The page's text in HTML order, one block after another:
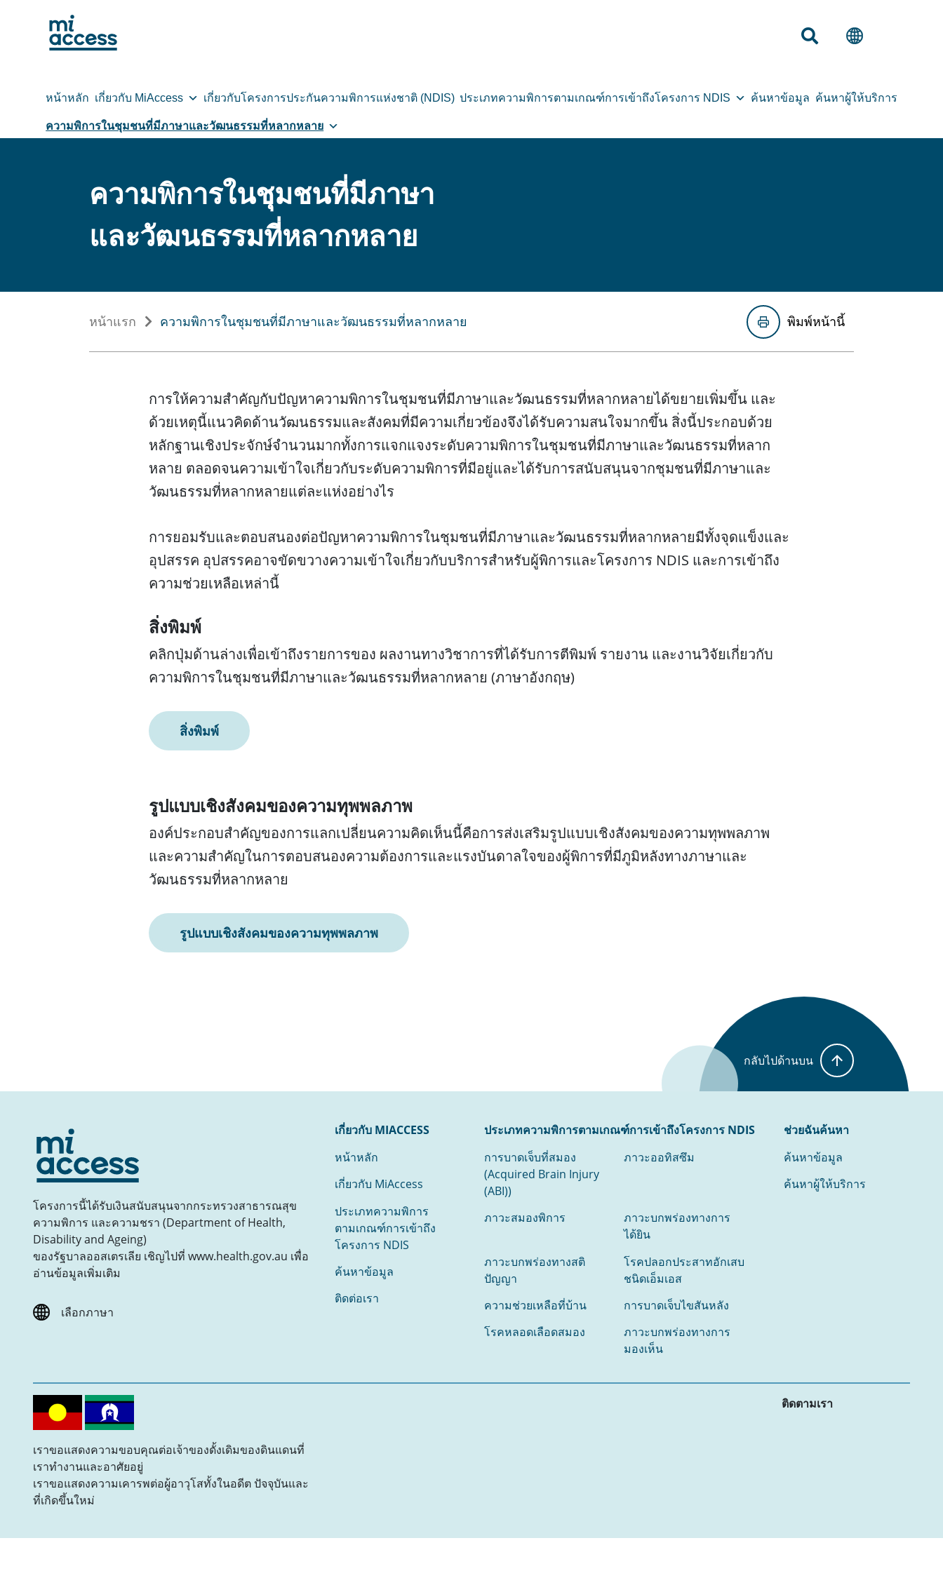
หน้าหลัก เกี่ยวกับ MiAccess เกี่ยวกับโครงการประกันความพิการแห่งชาติ (NDIS) ประเภทความพิการตามเกณฑ์การเข้าถึงโครงการ NDIS ค้นหาข้อมูล ค้นหาผู้ให้บริการ
ความพิการในชุมชนที่มีภาษาและวัฒนธรรมที่หลากหลาย
ความพิการในชุมชนที่มีภาษา
และวัฒนธรรมที่หลากหลาย
หน้าแรก ความพิการในชุมชนที่มีภาษาและวัฒนธรรมที่หลากหลาย พิมพ์หน้านี้
การให้ความสำคัญกับปัญหาความพิการในชุมชนที่มีภาษาและวัฒนธรรมที่หลากหลายได้ขยายเพิ่มขึ้น และ
ด้วยเหตุนี้แนวคิดด้านวัฒนธรรมและสังคมที่มีความเกี่ยวข้องจึงได้รับความสนใจมากขึ้น สิ่งนี้ประกอบด้วย
หลักฐานเชิงประจักษ์จำนวนมากทั้งการแจกแจงระดับความพิการในชุมชนที่มีภาษาและวัฒนธรรมที่หลาก
หลาย ตลอดจนความเข้าใจเกี่ยวกับระดับความพิการที่มีอยู่และได้รับการสนับสนุนจากชุมชนที่มีภาษาและ
วัฒนธรรมที่หลากหลายแต่ละแห่งอย่างไร
การยอมรับและตอบสนองต่อปัญหาความพิการในชุมชนที่มีภาษาและวัฒนธรรมที่หลากหลายมีทั้งจุดแข็งและ
อุปสรรค อุปสรรคอาจขัดขวางความเข้าใจเกี่ยวกับบริการสำหรับผู้พิการและโครงการ NDIS และการเข้าถึง
ความช่วยเหลือเหล่านี้
สิ่งพิมพ์
คลิกปุ่มด้านล่างเพื่อเข้าถึงรายการของ ผลงานทางวิชาการที่ได้รับการตีพิมพ์ รายงาน และงานวิจัยเกี่ยวกับ
ความพิการในชุมชนที่มีภาษาและวัฒนธรรมที่หลากหลาย (ภาษาอังกฤษ)
สิ่งพิมพ์
รูปแบบเชิงสังคมของความทุพพลภาพ
องค์ประกอบสำคัญของการแลกเปลี่ยนความคิดเห็นนี้คือการส่งเสริมรูปแบบเชิงสังคมของความทุพพลภาพ
และความสำคัญในการตอบสนองความต้องการและแรงบันดาลใจของผู้พิการที่มีภูมิหลังทางภาษาและ
วัฒนธรรมที่หลากหลาย
รูปแบบเชิงสังคมของความทุพพลภาพ
กลับไปด้านบน
โครงการนี้ได้รับเงินสนับสนุนจากกระทรวงสาธารณสุข
ความพิการ และความชรา (Department of Health,
Disability and Ageing)
ของรัฐบาลออสเตรเลีย เชิญไปที่ www.health.gov.au เพื่อ
อ่านข้อมูลเพิ่มเติม
เลือกภาษา
เกี่ยวกับ MIACCESS
หน้าหลัก
เกี่ยวกับ MiAccess
ประเภทความพิการ
ตามเกณฑ์การเข้าถึง
โครงการ NDIS
ค้นหาข้อมูล
ติดต่อเรา
ประเภทความพิการตามเกณฑ์การเข้าถึงโครงการ NDIS
การบาดเจ็บที่สมอง
(Acquired Brain Injury
(ABI))
ภาวะออทิสซึม
ภาวะสมองพิการ
ภาวะบกพร่องทางการ
ได้ยิน
ภาวะบกพร่องทางสติ
ปัญญา
โรคปลอกประสาทอักเสบ
ชนิดเอ็มเอส
ความช่วยเหลือที่บ้าน
การบาดเจ็บไขสันหลัง
โรคหลอดเลือดสมอง
ภาวะบกพร่องทางการ
มองเห็น
ช่วยฉันค้นหา
ค้นหาข้อมูล
ค้นหาผู้ให้บริการ
เราขอแสดงความขอบคุณต่อเจ้าของดั้งเดิมของดินแดนที่
เราทำงานและอาศัยอยู่
เราขอแสดงความเคารพต่อผู้อาวุโสทั้งในอดีต ปัจจุบันและ
ที่เกิดขึ้นใหม่
ติดตามเรา